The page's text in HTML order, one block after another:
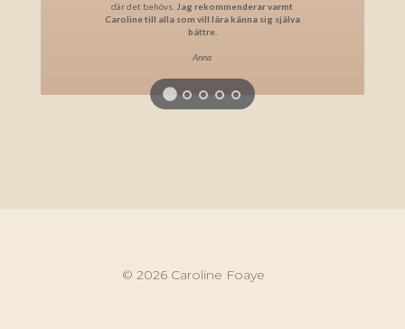
där det behövs. Jag rekommenderar varmt
Caroline till alla som vill lära känna sig själva
bättre.
Anna
© 2026 Caroline Foaye